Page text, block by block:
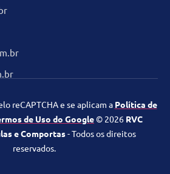
reCAPTCHA e se aplicam a Política de
de Uso do Google © 2026 RVC
e Comportas- Todos os direitos
reservados.